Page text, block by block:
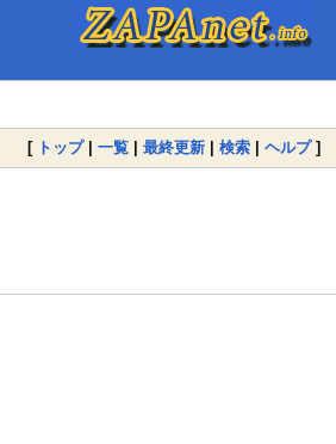
[ トップ| 一覧 | 最終更新 | 検索 | ヘルプ]